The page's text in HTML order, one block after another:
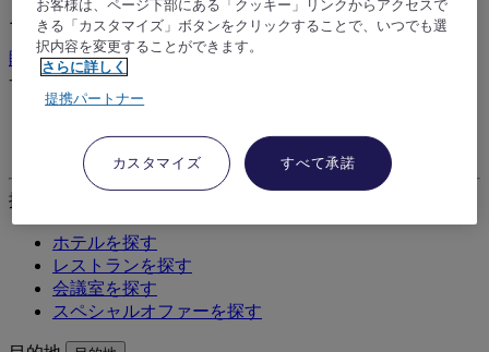
ニュースレターに登録して、最新オファーをご覧ください
購読
サポートが必要ですか？
よくある質問
探す
ホテルを探す
レストランを探す
会議室を探す
スペシャルオファーを探す
お客様は、ページ下部にある「クッキー」リンクからアクセスで
きる「カスタマイズ」ボタンをクリックすることで、いつでも選
択内容を変更することができます。
さらに詳しく
提携パートナー
カスタマイズ すべて承諾